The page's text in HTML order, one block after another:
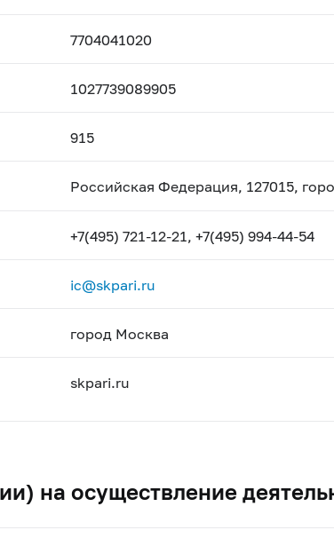
7704041020
1027739089905
915
Российская Федерация, 127015,
+7(495) 721-12-21, +7(495) 994-44-54
ic@skpari.ru
город Москва
skpari.ru
на осуществление